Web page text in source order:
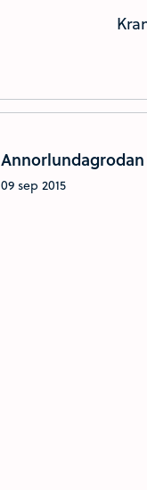
Annorlundagrodan
09 sep 2015